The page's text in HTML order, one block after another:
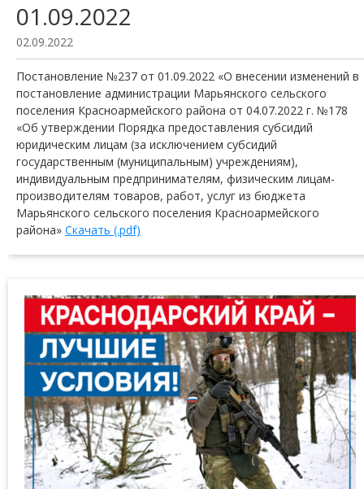
01.09.2022
02.09.2022
Постановление №237 от 01.09.2022 «О внесении изменений в
постановление администрации Марьянского сельского
поселения Красноармейского района от 04.07.2022 г. №178
«Об утверждении Порядка предоставления субсидий
юридическим лицам (за исключением субсидий
государственным (муниципальным) учреждениям),
индивидуальным предпринимателям, физическим лицам-
производителям товаров, работ, услуг из бюджета
Марьянского сельского поселения Красноармейского
района» Скачать (.pdf)